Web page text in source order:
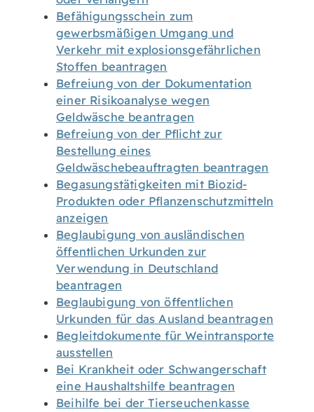
Befähigungsschein zum
gewerbsmäßigen Umgang und
Verkehr mit explosionsgefährlichen
Stoffen beantragen
Befreiung von der Dokumentation
einer Risikoanalyse wegen
Geldwäsche beantragen
Befreiung von der Pflicht zur
Bestellung eines
Geldwäschebeauftragten beantragen
Begasungstätigkeiten mit Biozid-
Produkten oder Pflanzenschutzmitteln
anzeigen
Beglaubigung von ausländischen
öffentlichen Urkunden zur
Verwendung in Deutschland
beantragen
Beglaubigung von öffentlichen
Urkunden für das Ausland beantragen
Begleitdokumente für Weintransporte
ausstellen
Bei Krankheit oder Schwangerschaft
eine Haushaltshilfe beantragen
Beihilfe bei der Tierseuchenkasse